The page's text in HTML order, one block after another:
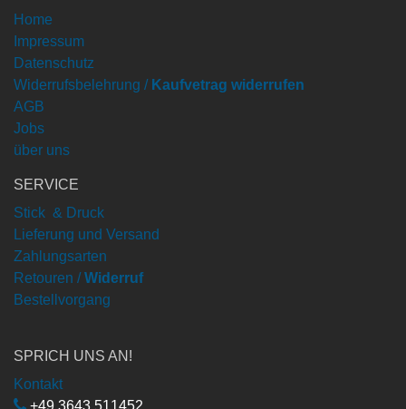
Home
Impressum
Datenschutz
Widerrufsbelehrung / Kaufvetrag widerrufen
AGB
Jobs
über uns
SERVICE
Stick & Druck
Lieferung und Versand
Zahlungsarten
Retouren / Widerruf
Bestellvorgang
SPRICH UNS AN!
Kontakt
+49 3643 511452